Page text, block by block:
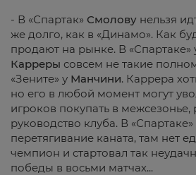
- В «Спартак» Смолову нельзя
же долго, как в «Динамо». Как
продают на рынке. В «Спартаке»
Карреры совсем не такие
«Зените» у Манчини. Каррера
но его в любой момент могут
игроков покупать в межсезонье,
руководство клуба. В «Спартаке»
перетягивание каната, там нет
чемпион и стартовал так
победы в восьми матчах...